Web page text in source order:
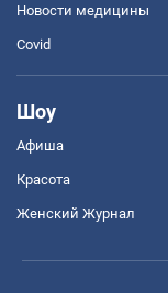
Новости медицины
Covid
Шоу
Афиша
Красота
Женский Журнал